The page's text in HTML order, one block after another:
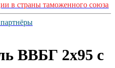
в страны таможенного союза
ВВБГ 2х95 с